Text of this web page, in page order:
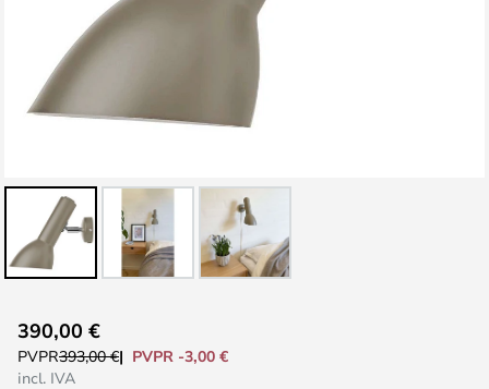
al
comienzo
390,00 €
PVPR393,00 €
PVPR -3,00 €
incl. IVA